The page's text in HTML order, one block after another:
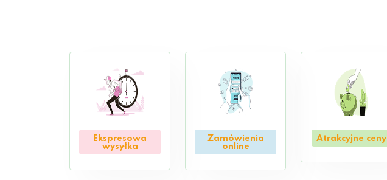
Ekspresowa
wysyłka
Zamówienia
online
Atrakcyjne ceny